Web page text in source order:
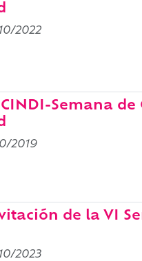
2022
Semana
2019
de la VI
2023